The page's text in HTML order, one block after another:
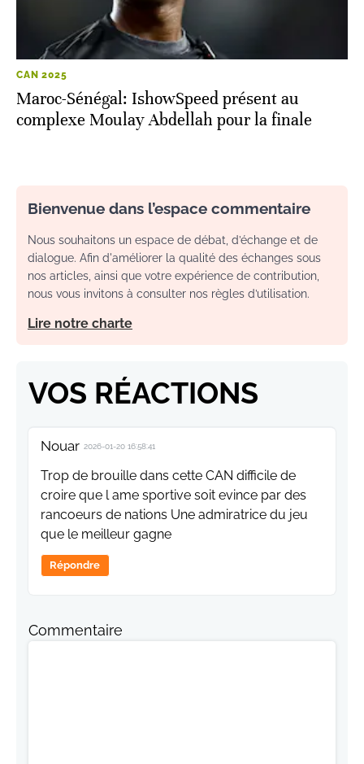
CAN 2025
Maroc-Sénégal: IshowSpeed présent au
Bienvenue dans l’espace commentaire
Nous souhaitons un espace de débat, d’échange et de
dialogue. Afin d'améliorer la qualité des échanges sous
nos articles, ainsi que votre expérience de contribution,
nous vous invitons à consulter nos règles d’utilisation.
Nouar 2026-01-20 16:58:41
Trop de brouille dans cette CAN difficile de
croire que l ame sportive soit evince par des
rancoeurs de nations Une admiratrice du jeu
que le meilleur gagne